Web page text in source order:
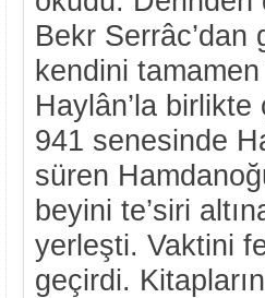
Bekr
kendini
Haylân’la birlikte
941 senesinde
süren
beyini te’siri
yerleşti. Vaktini
geçirdi.